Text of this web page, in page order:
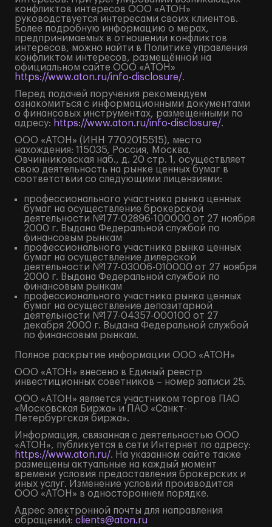
конфликтов интересов ООО «АТОН»
руководствуется интересами своих клиентов.
Более подробную информацию о мерах,
предпринимаемых в отношении конфликтов
интересов, можно найти в Политике управления
конфликтом интересов, размещённой на
официальном сайте ООО «АТОН»
https://www.aton.ru/info-disclosure/.
Перед подачей поручения рекомендуем
ознакомиться с информационными документами
о финансовых инструментах, размещенными по
адресу: https://www.aton.ru/info-disclosure/.
ООО «АТОН» (ИНН 7702015515), место
нахождения: 115035, Россия, Москва,
Овчинниковская наб., д. 20 стр. 1, осуществляет
свою деятельность на рынке ценных бумаг в
соответствии со следующими лицензиями:
профессионального участника рынка ценных
бумаг на осуществление брокерской
деятельности №177-02896-100000 от 27 ноября
2000 г. Выдана Федеральной службой по
финансовым рынкам
профессионального участника рынка ценных
бумаг на осуществление дилерской
деятельности №177-03006-010000 от 27 ноября
2000 г. Выдана Федеральной службой по
финансовым рынкам
профессионального участника рынка ценных
бумаг на осуществление депозитарной
деятельности №177-04357-000100 от 27
декабря 2000 г. Выдана Федеральной службой
по финансовым рынкам.
Полное раскрытие информации ООО «АТОН»
ООО «АТОН» внесено в Единый реестр
инвестиционных советников – номер записи 25.
ООО «АТОН» является участником торгов ПАО
«Московская Биржа» и ПАО «Санкт-
Петербургская биржа».
Информация, связанная с деятельностью ООО
«АТОН», публикуется в сети Интернет по адресу:
https://www.aton.ru/. На указанном сайте также
размещены актуальные на каждый момент
времени условия предоставления брокерских и
иных услуг. Изменение условий производится
ООО «АТОН» в одностороннем порядке.
Адрес электронной почты для направления
обращений: clients@aton.ru